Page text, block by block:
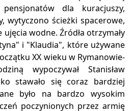
dla kuracjuszy,
wytyczono ścieżki spacerowe,
wodne. Źródła otrzymały
i "Klaudia", które używane
XX wieku w Rymanowie-
wypoczywał Stanisław
stawało się coraz bardziej
było na bardzo wysokim
poczynionych przez armię